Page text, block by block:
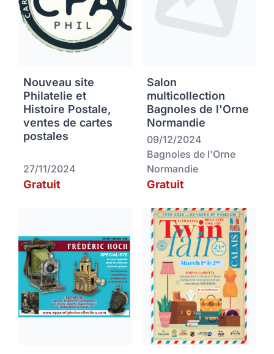
Nouveau site
Philatelie et
Histoire Postale,
ventes de cartes
postales
27/11/2024
Gratuit
Salon
multicollection
Bagnoles de l'Orne
Normandie
09/12/2024
Bagnoles de l'Orne
Normandie
Gratuit